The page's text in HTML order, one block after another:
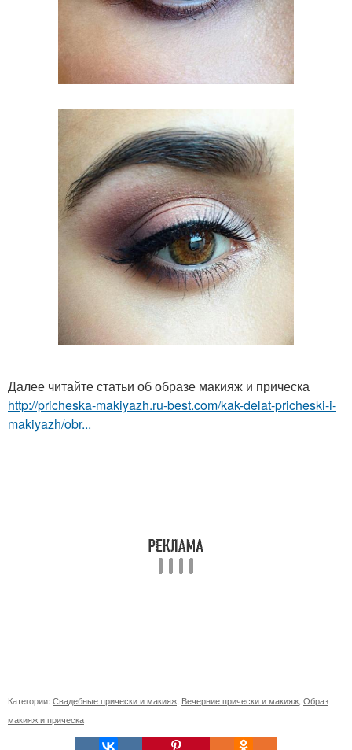
Далее читайте статьи об образе макияж и прическа
http://pricheska-makiyazh.ru-best.com/kak-delat-pricheski-i-
makiyazh/obr...
Категории: Свадебные прически и макияж Вечерние прически и макияж Образ
макияж и прическа